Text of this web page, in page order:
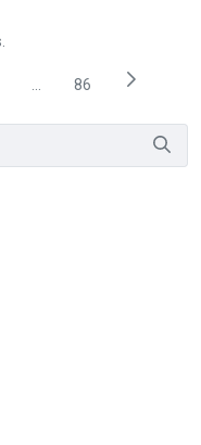
Usar ABA para navegar.
Páginas intermediárias
Página
86